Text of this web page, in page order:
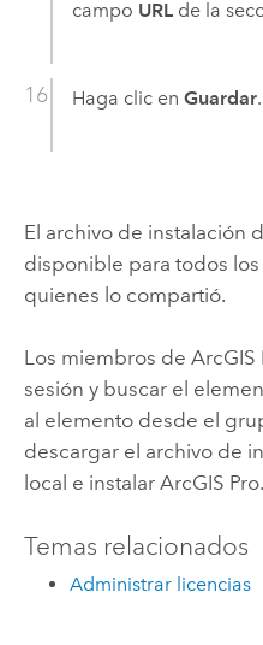
campo URLde la
Haga clic en Guardar.
El archivo de instalación
disponible para todos
quienes lo compartió.
Los miembros de ArcGIS
sesión y buscar el
al elemento desde el
descargar el archivo de
local e instalar ArcGIS Pro.
Temas relacionados
Administrar licencias